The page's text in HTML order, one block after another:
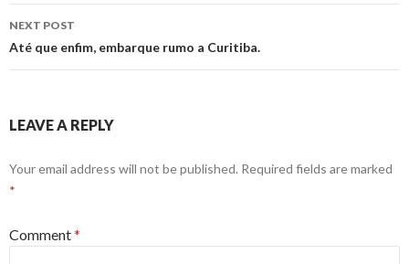
NEXT POST
Até que enfim, embarque rumo a Curitiba.
LEAVE A REPLY
Your email address will not be published. Required fields are marked
*
Comment*